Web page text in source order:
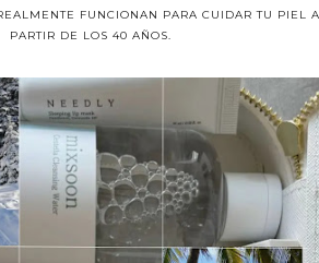
FUNCIONAN PARA CUIDAR TU PIEL A
PARTIR DE LOS 40 AÑOS.